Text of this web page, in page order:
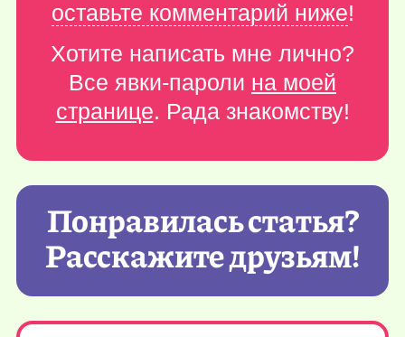
оставьте комментарий ниже!
Хотите написать мне лично?
Все явки-пароли на моей
странице. Рада знакомству!
Понравилась статья?
Расскажите друзьям!